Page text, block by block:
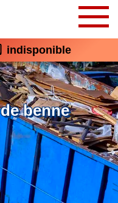
indisponible
benne